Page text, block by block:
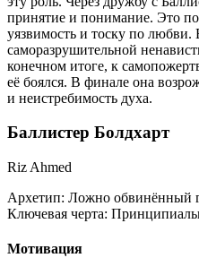
принятие и понимание. Это
уязвимость и тоску по любви.
саморазрушительной
конечном итоге, к
её боялся. В финале она
и неистребимость духа.
Баллистер Болдхарт
Riz Ahmed
Архетип: Ложно обвинённый
Ключевая черта:
Мотивация